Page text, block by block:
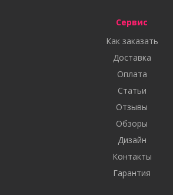
Сервис
Как заказать
Доставка
Оплата
Статьи
Отзывы
Обзоры
Дизайн
Контакты
Гарантия